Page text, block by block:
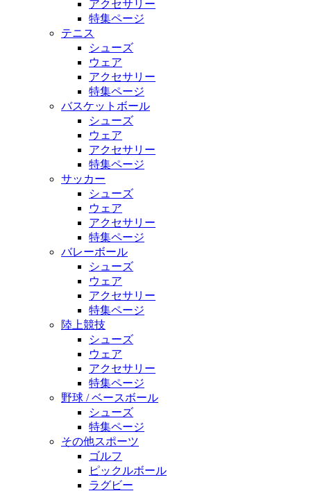
アクセサリー
特集ページ
テニス
シューズ
ウェア
アクセサリー
特集ページ
バスケットボール
シューズ
ウェア
アクセサリー
特集ページ
サッカー
シューズ
ウェア
アクセサリー
特集ページ
バレーボール
シューズ
ウェア
アクセサリー
特集ページ
陸上競技
シューズ
ウェア
アクセサリー
特集ページ
野球 / ベースボール
シューズ
特集ページ
その他スポーツ
ゴルフ
ピックルボール
ラグビー